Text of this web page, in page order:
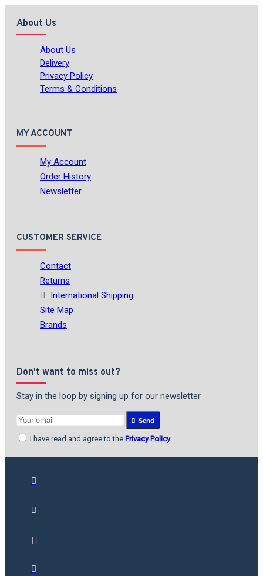
About Us
About Us
Delivery
Privacy Policy
Terms & Conditions
MY ACCOUNT
My Account
Order History
Newsletter
CUSTOMER SERVICE
Contact
Returns
International Shipping
Site Map
Brands
Don't want to miss out?
Stay in the loop by signing up for our newsletter
Send
I have read and agree to the Privacy Policy